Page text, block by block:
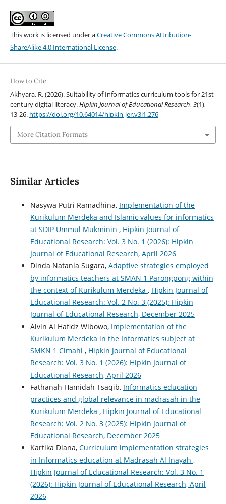
This work is licensed under aCreative Commons Attribution-
ShareAlike 4.0 International License.
How to Cite
Akhyara, R. (2026). Suitability of Informatics curriculum tools for 21st-
century digital literacy.Hipkin Journal of Educational Research,3(1),
13-26. https://doi.org/10.64014/hipkin-jer.v3i1.276
More Citation Formats
Similar Articles
Nasywa Putri Ramadhina, Implementation of the
Kurikulum Merdeka and Islamic values for informatics
at SDIP Ummul Mukminin , Hipkin Journal of
Educational Research: Vol. 3 No. 1 (2026): Hipkin
Journal of Educational Research, April 2026
Dinda Natania Sugara, Adaptive strategies employed
by informatics teachers at SMAN 1 Parongpong within
the context of Kurikulum Merdeka , Hipkin Journal of
Educational Research: Vol. 2 No. 3 (2025): Hipkin
Journal of Educational Research, December 2025
Alvin Al Hafidz Wibowo, Implementation of the
Kurikulum Merdeka in the Informatics subject at
SMKN 1 Cimahi , Hipkin Journal of Educational
Research: Vol. 3 No. 1 (2026): Hipkin Journal of
Educational Research, April 2026
Fathanah Hamidah Tsaqib, Informatics education
practices and global relevance in madrasah in the
Kurikulum Merdeka , Hipkin Journal of Educational
Research: Vol. 2 No. 3 (2025): Hipkin Journal of
Educational Research, December 2025
Kartika Diana, Curriculum implementation strategies
in Informatics education at Madrasah Al Inayah ,
Hipkin Journal of Educational Research: Vol. 3 No. 1
(2026): Hipkin Journal of Educational Research, April
2026